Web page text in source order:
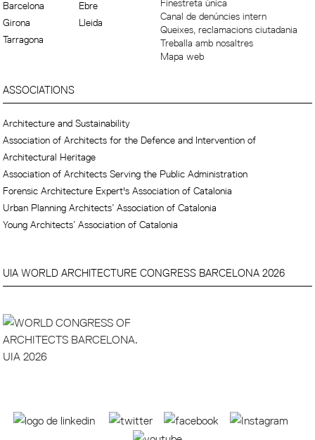
Barcelona
Ebre
Girona
Lleida
Tarragona
Finestreta única
Canal de denúncies intern
Queixes, reclamacions ciutadania
Treballa amb nosaltres
Mapa web
ASSOCIATIONS
Architecture and Sustainability
Association of Architects for the Defence and Intervention of
Architectural Heritage
Association of Architects Serving the Public Administration
Forensic Architecture Expert's Association of Catalonia
Urban Planning Architects’ Association of Catalonia
Young Architects’ Association of Catalonia
UIA WORLD ARCHITECTURE CONGRESS BARCELONA 2026